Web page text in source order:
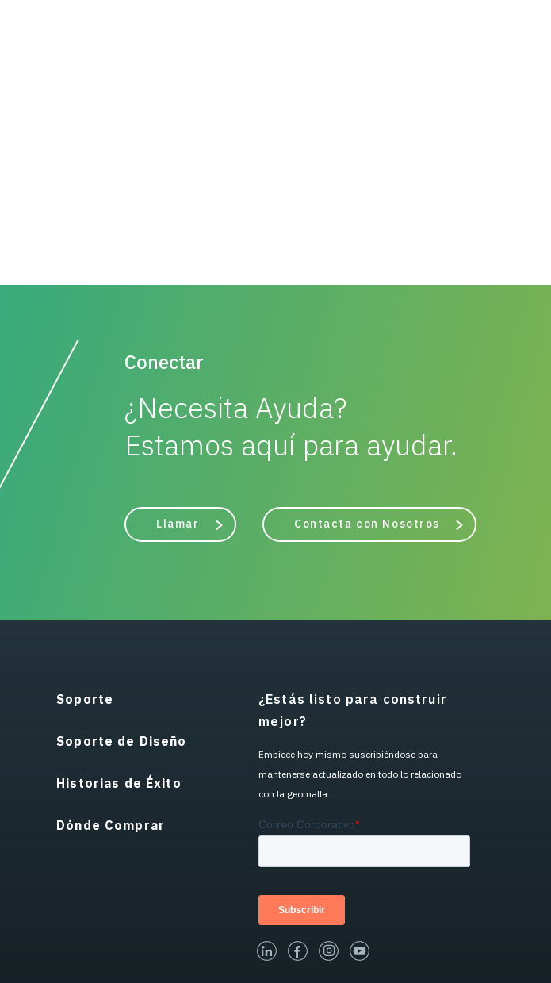
Conectar
¿Necesita Ayuda?
Estamos aquí para ayudar.
Llamar Contacta con Nosotros
Soporte
Soporte de Diseño
Historias de Éxito
Dónde Comprar
¿Estás listo para construir
mejor?
Empiece hoy mismo suscribiéndose para
mantenerse actualizado en todo lo relacionado
con la geomalla.
linked-infacebook
instagram
youtube